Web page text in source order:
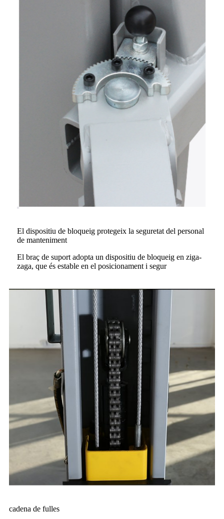
El dispositiu de bloqueig protegeix la seguretat del personal
de manteniment
El braç de suport adopta un dispositiu de bloqueig en ziga-
zaga, que és estable en el posicionament i segur
cadena de fulles